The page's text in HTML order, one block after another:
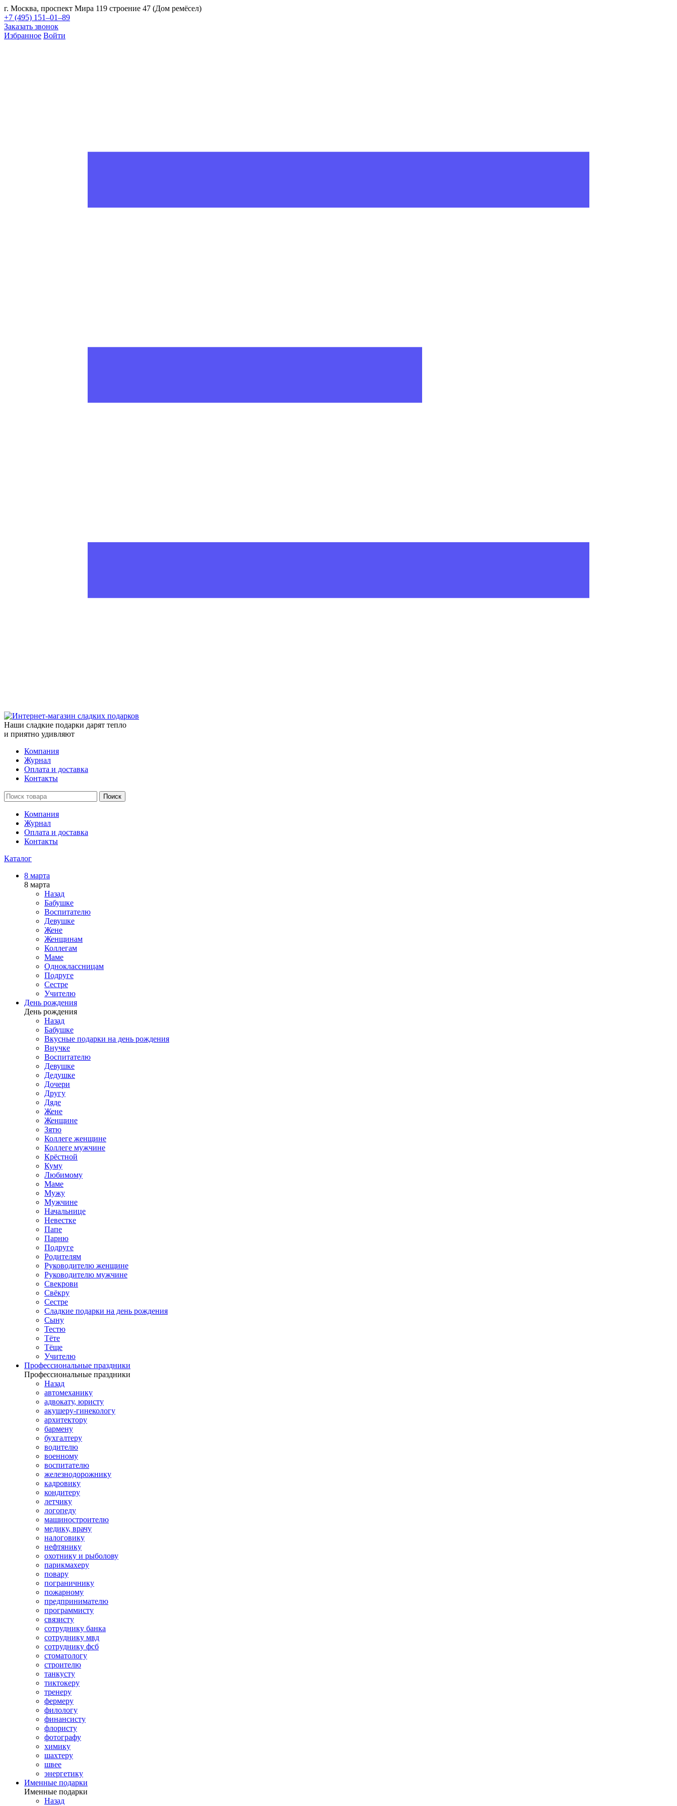
г. Москва, проспект Мира 119 строение 47 (Дом ремёсел)
+7 (495) 151–01–89
Заказать звонок
Избранное Войти
Наши сладкие подарки дарят тепло
и приятно удивляют
Компания
Журнал
Оплата и доставка
Контакты
Поиск
Компания
Журнал
Оплата и доставка
Контакты
Каталог
8 марта
8 марта
Назад
Бабушке
Воспитателю
Девушке
Жене
Женщинам
Коллегам
Маме
Одноклассницам
Подруге
Сестре
Учителю
День рождения
День рождения
Назад
Бабушке
Вкусные подарки на день рождения
Внучке
Воспитателю
Девушке
Дедушке
Дочери
Другу
Дяде
Жене
Женщине
Зятю
Коллеге женщине
Коллеге мужчине
Крёстной
Куму
Любимому
Маме
Мужу
Мужчине
Начальнице
Невестке
Папе
Парню
Подруге
Родителям
Руководителю женщине
Руководителю мужчине
Свекрови
Свёкру
Сестре
Сладкие подарки на день рождения
Сыну
Тестю
Тёте
Тёще
Учителю
Профессиональные праздники
Профессиональные праздники
Назад
автомеханику
адвокату, юристу
акушеру-гинекологу
архитектору
бармену
бухгалтеру
водителю
военному
воспитателю
железнодорожнику
кадровику
кондитеру
летчику
логопеду
машиностроителю
медику, врачу
налоговику
нефтянику
охотнику и рыболову
парикмахеру
повару
пограничнику
пожарному
предпринимателю
программисту
связисту
сотруднику банка
сотруднику мвд
сотруднику фсб
стоматологу
строителю
танкусту
тиктокеру
тренеру
фермеру
филологу
финансисту
флористу
фотографу
химику
шахтеру
швее
энергетику
Именные подарки
Именные подарки
Назад